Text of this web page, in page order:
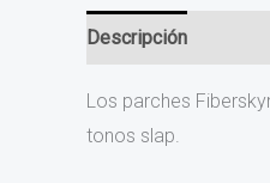
Descripción
Los parches
tonos slap.